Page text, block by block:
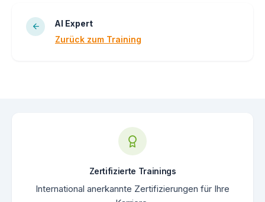
AI Expert
Zurück zum Training
Zertifizierte Trainings
International anerkannte Zertifizierungen für Ihre